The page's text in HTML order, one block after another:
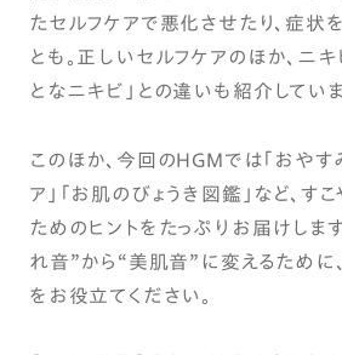
たセルフケアで悪化させたり、症状
とも。正しいセルフケアのほか、ニ
となニキビ」との違いも紹介していま
このほか、今回のHGMでは「おやす
ア」「お肌のびょうき図鑑」など、す
ためのヒントをたっぷりお届けしま
れ音”から“美肌音”に変えるために
をお役立てください。